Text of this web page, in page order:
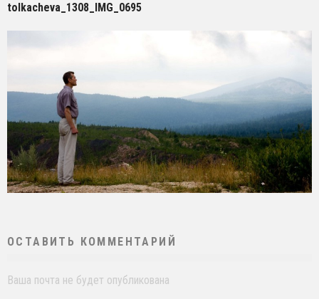
tolkacheva_1308_IMG_0695
ОСТАВИТЬ КОММЕНТАРИЙ
Ваша почта не будет опубликована